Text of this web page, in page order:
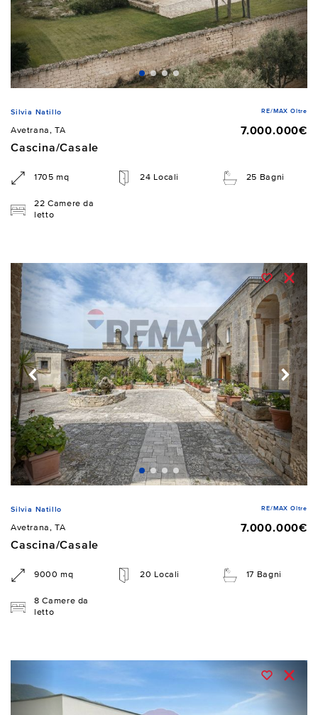
Silvia Natillo RE/MAX Oltre
Avetrana, TA
7.000.000€
Cascina/Casale
1705 mq 24 Locali 25 Bagni
22 Camere da
letto
Silvia Natillo RE/MAX Oltre
Avetrana, TA
7.000.000€
Cascina/Casale
9000 mq 20 Locali 17 Bagni
8 Camere da
letto